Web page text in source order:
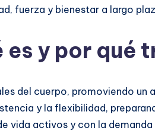
fuerza y bienestar a largo
y por qué
del cuerpo, promoviendo
y la flexibilidad,
activos y con la